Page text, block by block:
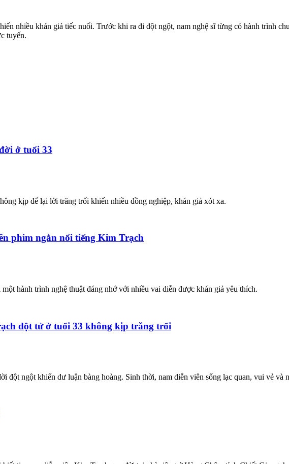
nhiều khán giả tiếc nuối. Trước khi ra đi đột ngột, nam nghệ sĩ từng có hành trình
tuyến.
ở tuổi 33
kịp để lại lời trăng trối khiến nhiều đồng nghiệp, khán giả xót xa.
phim ngắn nổi tiếng Kim Trạch
hành trình nghệ thuật đáng nhớ với nhiều vai diễn được khán giả yêu thích.
đột tử ở tuổi 33 không kịp trăng trối
đột ngột khiến dư luận bàng hoàng. Sinh thời, nam diễn viên sống lạc quan, vui vẻ và